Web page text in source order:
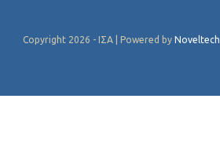
Copyright 2026 - ΙΣΑ | Powered by Noveltech